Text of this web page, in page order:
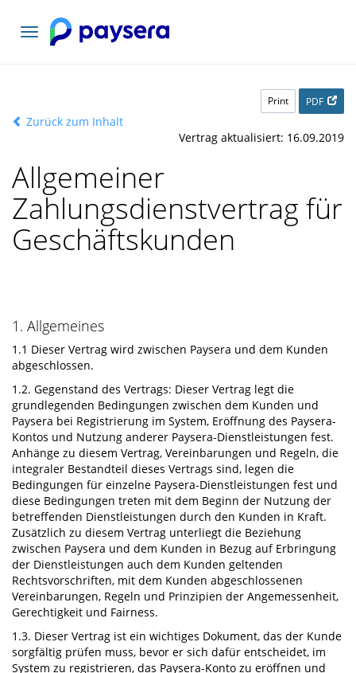
Toggle
navigation
Print PDF
Zurück zum Inhalt
Vertrag aktualisiert: 16.09.2019
Allgemeiner
Zahlungsdienstvertrag für
Geschäftskunden
1. Allgemeines
1.1 Dieser Vertrag wird zwischen Paysera und dem Kunden
abgeschlossen.
1.2. Gegenstand des Vertrags: Dieser Vertrag legt die
grundlegenden Bedingungen zwischen dem Kunden und
Paysera bei Registrierung im System, Eröffnung des Paysera-
Kontos und Nutzung anderer Paysera-Dienstleistungen fest.
Anhänge zu diesem Vertrag, Vereinbarungen und Regeln, die
integraler Bestandteil dieses Vertrags sind, legen die
Bedingungen für einzelne Paysera-Dienstleistungen fest und
diese Bedingungen treten mit dem Beginn der Nutzung der
betreffenden Dienstleistungen durch den Kunden in Kraft.
Zusätzlich zu diesem Vertrag unterliegt die Beziehung
zwischen Paysera und dem Kunden in Bezug auf Erbringung
der Dienstleistungen auch dem Kunden geltenden
Rechtsvorschriften, mit dem Kunden abgeschlossenen
Vereinbarungen, Regeln und Prinzipien der Angemessenheit,
Gerechtigkeit und Fairness.
1.3. Dieser Vertrag ist ein wichtiges Dokument, das der Kunde
sorgfältig prüfen muss, bevor er sich dafür entscheidet, im
System zu registrieren, das Paysera-Konto zu eröffnen und